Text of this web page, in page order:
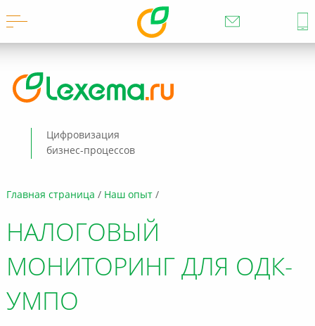
Главная страница Наш опыт
НАЛОГОВЫЙ
МОНИТОРИНГ ДЛЯ ОДК-
УМПО
Цифровизация
бизнес-процессов